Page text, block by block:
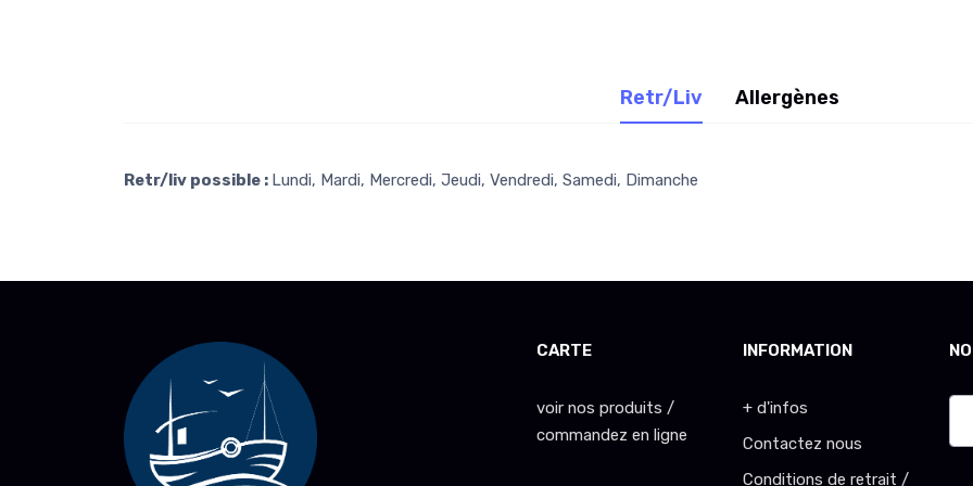
Retr/Liv Allergènes
Retr/liv possible : Lundi, Mardi, Mercredi, Jeudi, Vendredi, Samedi, Dimanche
CARTE
voir nos produits /
commandez en ligne
INFORMATION
+ d'infos
Contactez nous
Conditions de retrait /